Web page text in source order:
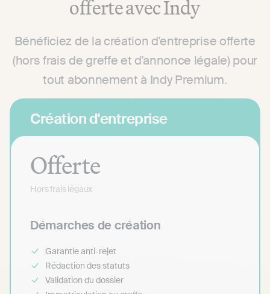
offerte avec Indy
Bénéficiez de la création d'entreprise offerte
(hors frais de greffe et d'annonce légale) pour
tout abonnement à Indy Premium.
Création d'entreprise
Offerte
Hors frais légaux
Démarches de création
Garantie anti-rejet
Rédaction des statuts
Validation du dossier